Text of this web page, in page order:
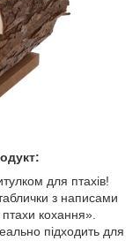
для птахів!
з написами
кохання».
підходить для